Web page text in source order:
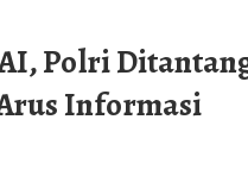
Polri
Informasi